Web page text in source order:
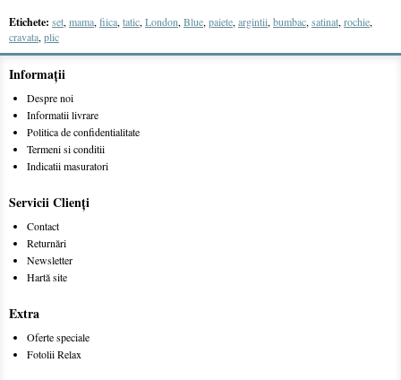
Etichete: set, mama, fiica, tatic, London, Blue, paiete, argintii, bumbac, satinat, rochie,
cravata, plic
Informaţii
Despre noi
Informatii livrare
Politica de confidentialitate
Termeni si conditii
Indicatii masuratori
Servicii Clienţi
Contact
Returnări
Newsletter
Hartă site
Extra
Oferte speciale
Fotolii Relax